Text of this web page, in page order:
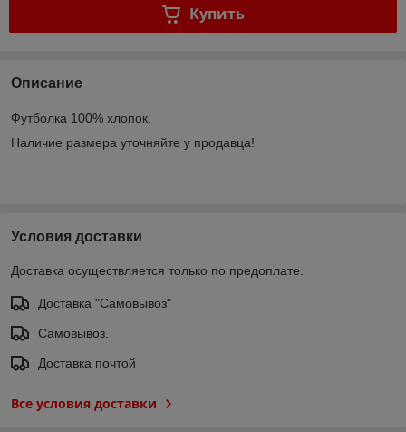
Купить
Описание
Футболка 100% хлопок.
Наличие размера уточняйте у продавца!
Условия доставки
Доставка осуществляется только по предоплате.
Доставка "Самовывоз"
Самовывоз.
Доставка почтой
Все условия доставки